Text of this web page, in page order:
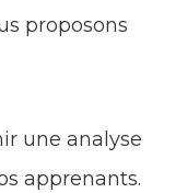
proposons
une analyse
apprenants.